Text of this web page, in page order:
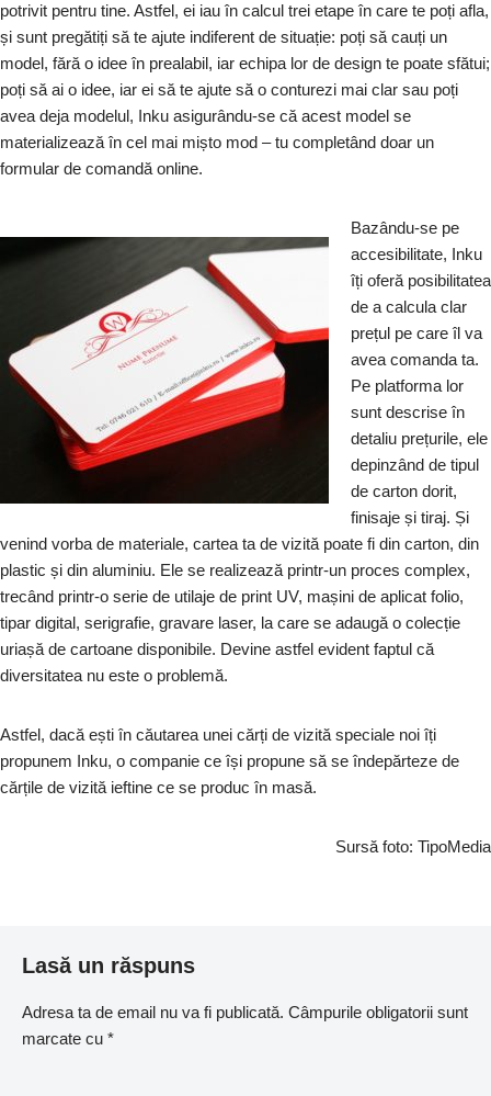
potrivit pentru tine. Astfel, ei iau în calcul trei etape în care te poți afla,
și sunt pregătiți să te ajute indiferent de situație: poți să cauți un
model, fără o idee în prealabil, iar echipa lor de design te poate sfătui;
poți să ai o idee, iar ei să te ajute să o conturezi mai clar sau poți
avea deja modelul, Inku asigurându-se că acest model se
materializează în cel mai mișto mod – tu completând doar un
formular de comandă online.
Bazându-se pe
accesibilitate, Inku
îți oferă posibilitatea
de a calcula clar
prețul pe care îl va
avea comanda ta.
Pe platforma lor
sunt descrise în
detaliu prețurile, ele
depinzând de tipul
de carton dorit,
finisaje și tiraj. Și
venind vorba de materiale, cartea ta de vizită poate fi din carton, din
plastic și din aluminiu. Ele se realizează printr-un proces complex,
trecând printr-o serie de utilaje de print UV, mașini de aplicat folio,
tipar digital, serigrafie, gravare laser, la care se adaugă o colecție
uriașă de cartoane disponibile. Devine astfel evident faptul că
diversitatea nu este o problemă.
Astfel, dacă ești în căutarea unei cărți de vizită speciale noi îți
propunem Inku, o companie ce își propune să se îndepărteze de
cărțile de vizită ieftine ce se produc în masă.
Sursă foto: TipoMedia
Lasă un răspuns
Adresa ta de email nu va fi publicată. Câmpurile obligatorii sunt
marcate cu *